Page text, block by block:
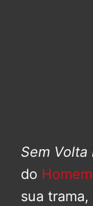
Sem Volta
do
sua